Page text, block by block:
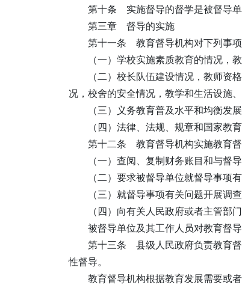
第十条 实施督导的督学是被督导单
第三章 督导的实施
第十一条 教育督导机构对下列事项
（一）学校实施素质教育的情况，
（二）校长队伍建设情况，教师
况，校舍的安全情况，教学和生活设施
（三）义务教育普及水平和均衡发
（四）法律、法规、规章和国家教
第十二条 教育督导机构实施教育督
（一）查阅、复制财务账目和与督
（二）要求被督导单位就督导事项
（三）就督导事项有关问题开展调查
（四）向有关人民政府或者主管部
被督导单位及其工作人员对教育督
第十三条 县级人民政府负责教育
性督导。
教育督导机构根据教育发展需要或